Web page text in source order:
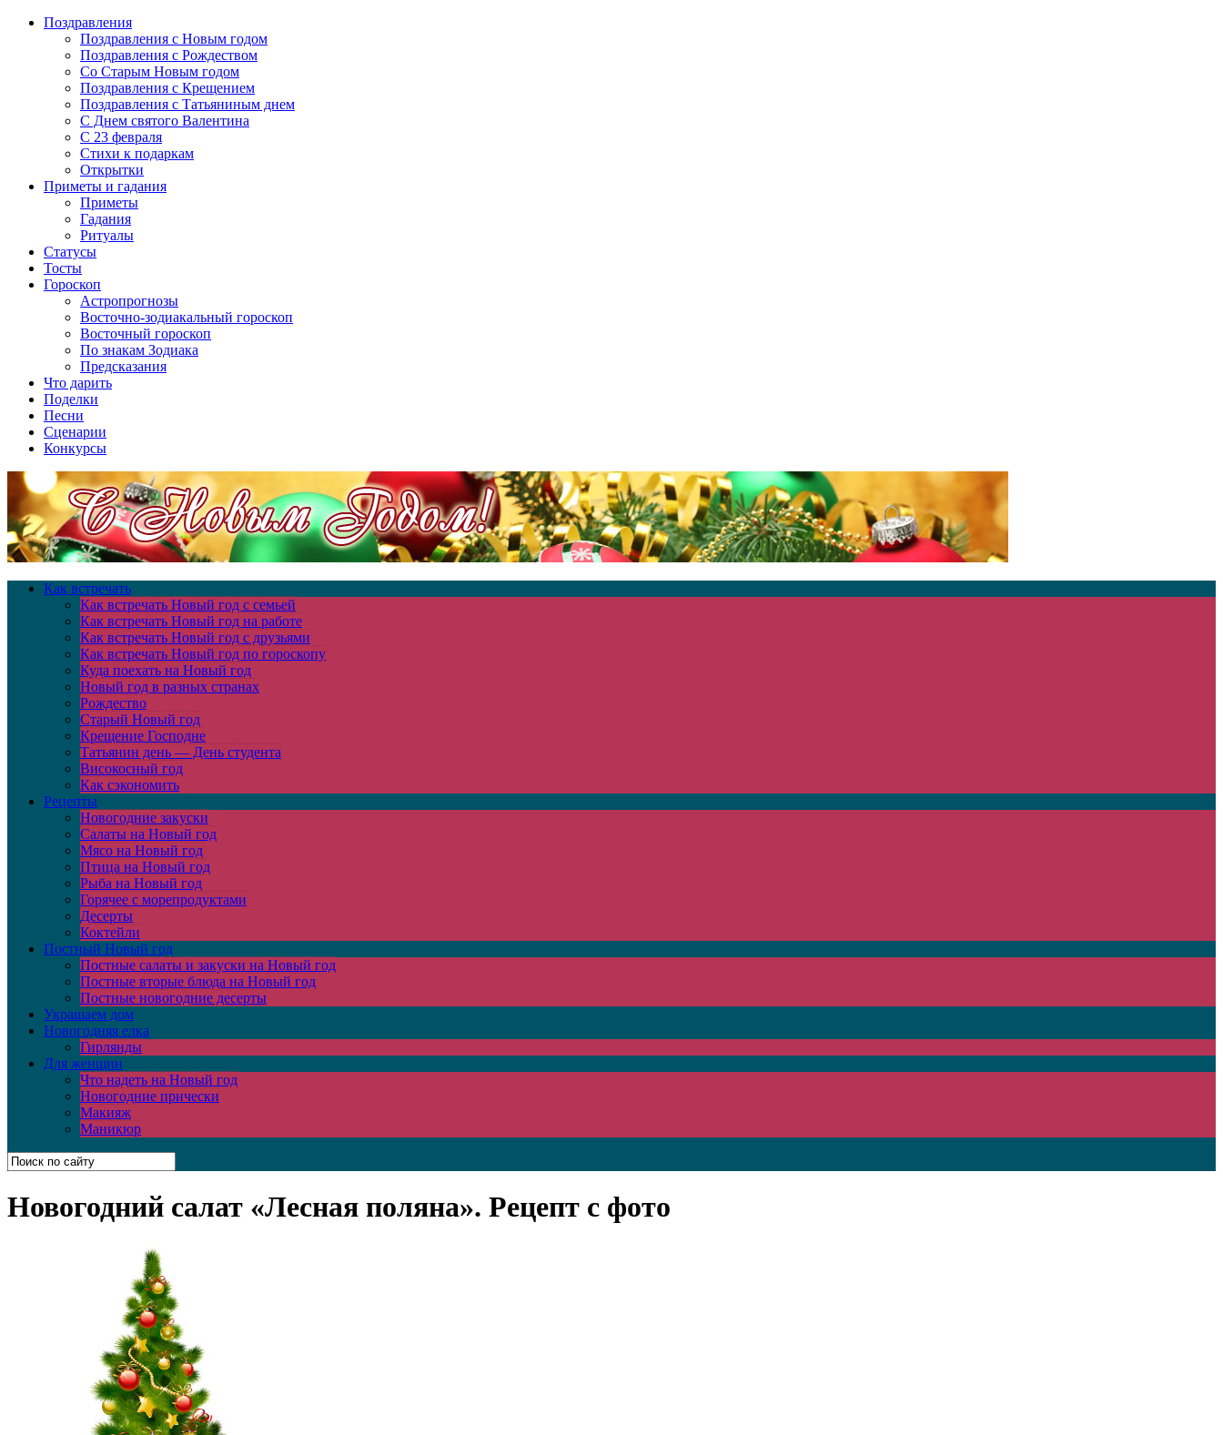
Поздравления
Поздравления с Новым годом
Поздравления с Рождеством
Со Старым Новым годом
Поздравления с Крещением
Поздравления с Татьяниным днем
С Днем святого Валентина
C 23 февраля
Стихи к подаркам
Открытки
Приметы и гадания
Приметы
Гадания
Ритуалы
Статусы
Тосты
Гороскоп
Астропрогнозы
Восточно-зодиакальный гороскоп
Восточный гороскоп
По знакам Зодиака
Предсказания
Что дарить
Поделки
Песни
Сценарии
Конкурсы
Как встречать
Как встречать Новый год с семьей
Как встречать Новый год на работе
Как встречать Новый год с друзьями
Как встречать Новый год по гороскопу
Куда поехать на Новый год
Новый год в разных странах
Рождество
Старый Новый год
Крещение Господне
Татьянин день — День студента
Високосный год
Как сэкономить
Рецепты
Новогодние закуски
Салаты на Новый год
Мясо на Новый год
Птица на Новый год
Рыба на Новый год
Горячее с морепродуктами
Десерты
Коктейли
Постный Новый год
Постные салаты и закуски на Новый год
Постные вторые блюда на Новый год
Постные новогодние десерты
Украшаем дом
Новогодняя елка
Гирлянды
Для женщин
Что надеть на Новый год
Новогодние прически
Макияж
Маникюр
Новогодний салат «Лесная поляна». Рецепт с фото